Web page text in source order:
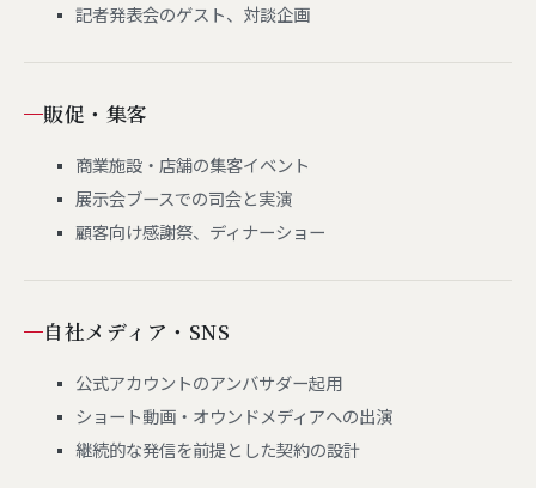
記者発表会のゲスト、対談企画
販促・集客
商業施設・店舗の集客イベント
展示会ブースでの司会と実演
顧客向け感謝祭、ディナーショー
自社メディア・SNS
公式アカウントのアンバサダー起用
ショート動画・オウンドメディアへの出演
継続的な発信を前提とした契約の設計